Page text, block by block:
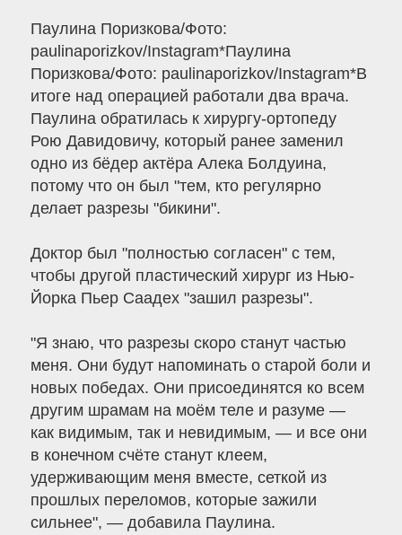
Паулина Поризкова/Фото:
paulinaporizkov/Instagram*Паулина
Поризкова/Фото: paulinaporizkov/Instagram*В
итоге над операцией работали два врача.
Паулина обратилась к хирургу-ортопеду
Рою Давидовичу, который ранее заменил
одно из бёдер актёра Алека Болдуина,
потому что он был "тем, кто регулярно
делает разрезы "бикини".
Доктор был "полностью согласен" с тем,
чтобы другой пластический хирург из Нью-
Йорка Пьер Саадех "зашил разрезы".
"Я знаю, что разрезы скоро станут частью
меня. Они будут напоминать о старой боли и
новых победах. Они присоединятся ко всем
другим шрамам на моём теле и разуме —
как видимым, так и невидимым, — и все они
в конечном счёте станут клеем,
удерживающим меня вместе, сеткой из
прошлых переломов, которые зажили
сильнее", — добавила Паулина.